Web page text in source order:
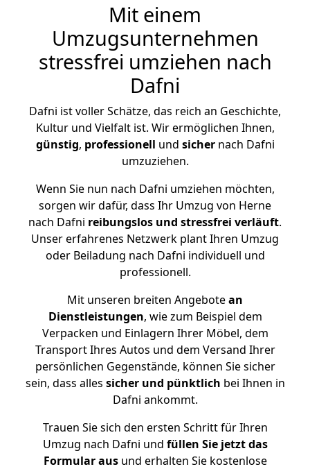
Mit einem
Umzugsunternehmen
stressfrei umziehen nach
Dafni
Dafni ist voller Schätze, das reich an Geschichte,
Kultur und Vielfalt ist. Wir ermöglichen Ihnen,
günstig, professionell und sichernach Dafni
umzuziehen.
Wenn Sie nun nach Dafni umziehen möchten,
sorgen wir dafür, dass Ihr Umzug von Herne
nach Dafni reibungslos und stressfrei verläuft.
Unser erfahrenes Netzwerk plant Ihren Umzug
oder Beiladung nach Dafni individuell und
professionell.
Mit unseren breiten Angebotean
Dienstleistungen, wie zum Beispiel dem
Verpacken und Einlagern Ihrer Möbel, dem
Transport Ihres Autos und dem Versand Ihrer
persönlichen Gegenstände, können Sie sicher
sein, dass alles sicher und pünktlich bei Ihnen in
Dafni ankommt.
Trauen Sie sich den ersten Schritt für Ihren
Umzug nach Dafni und füllen Sie jetzt das
Formular ausund erhalten Sie kostenlose